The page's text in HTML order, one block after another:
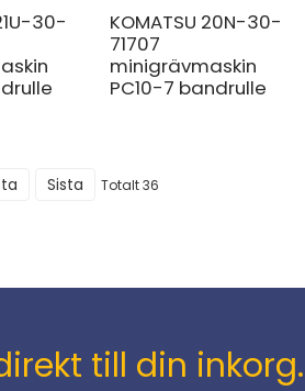
30-
KOMATSU 20N-30-
71707
minigrävmaskin
PC10-7 bandrulle
Sista Totalt 36
till din inkorg.